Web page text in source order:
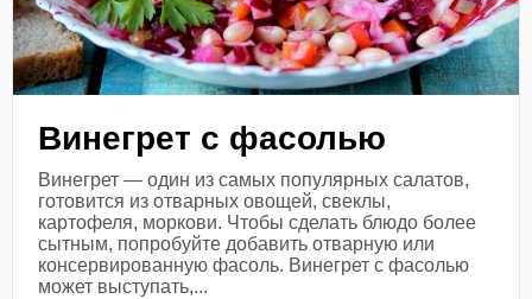
Винегрет с фасолью
Винегрет — один из самых популярных салатов,
готовится из отварных овощей, свеклы,
картофеля, моркови. Чтобы сделать блюдо более
сытным, попробуйте добавить отварную или
консервированную фасоль. Винегрет с фасолью
может выступать,...